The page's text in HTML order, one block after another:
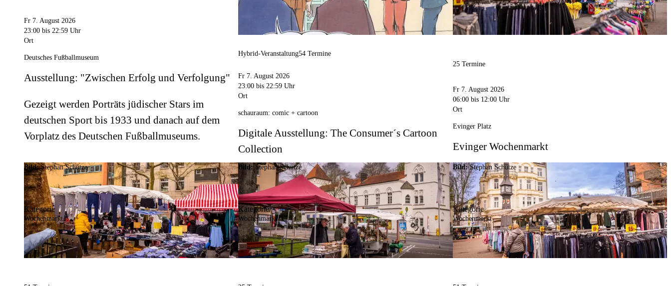
Fr 7. August 2026
23:00 bis 22:59 Uhr
Ort
Deutsches Fußballmuseum
Ausstellung: "Zwischen Erfolg und Verfolgung"
Gezeigt werden Porträts jüdischer Stars im
deutschen Sport bis 1933 und danach auf dem
Vorplatz des Deutschen Fußballmuseums.
Hybrid-Veranstaltung54 Termine
Fr 7. August 2026
23:00 bis 22:59 Uhr
Ort
schauraum: comic + cartoon
Digitale Ausstellung: The Consumer´s Cartoon
Collection
25 Termine
Fr 7. August 2026
06:00bis 12:00 Uhr
Ort
Evinger Platz
Evinger Wochenmarkt
Bild:Stephan Schütze
Kategorie
Wochenmarkt
Bild:Stephan Schütze
Kategorie
Wochenmarkt
Bild:Stephan Schütze
Kategorie
Wochenmarkt